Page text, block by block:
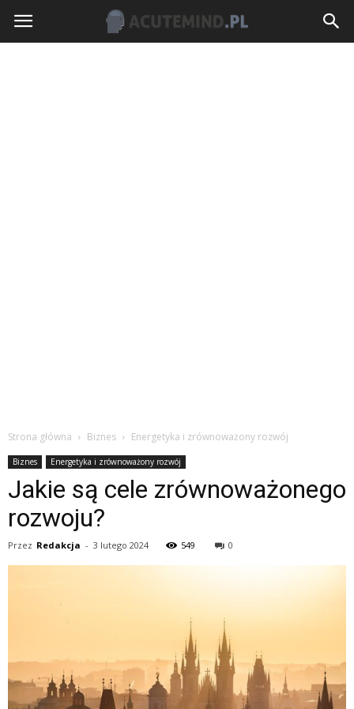
Strona główna Biznes Energetyka i zrównoważony rozwój
Biznes Energetyka i zrównoważony rozwój
Jakie są cele zrównoważonego
rozwoju?
Przez Redakcja - 3 lutego 2024 549 0